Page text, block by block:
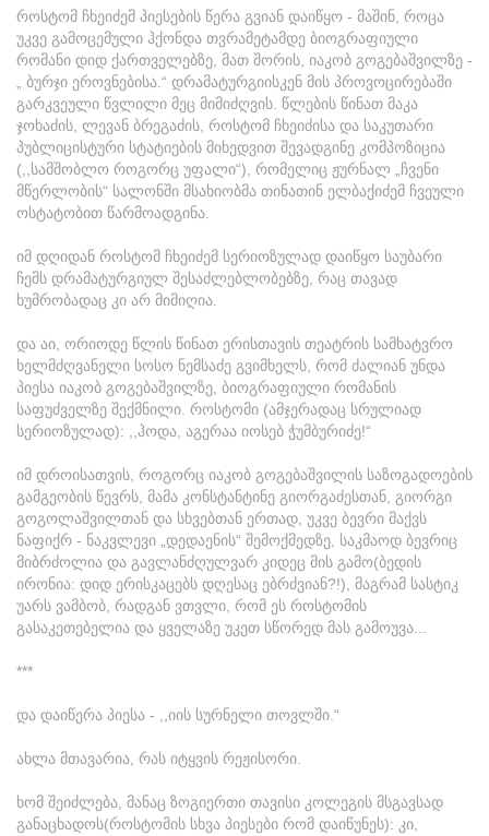
როსტომ ჩხეიძემ პიესების წერა გვიან დაიწყო - მაშინ, როცა
უკვე გამოცემული ჰქონდა თვრამეტამდე ბიოგრაფიული
რომანი დიდ ქართველებზე, მათ შორის, იაკობ გოგებაშვილზე -
„ ბურჯი ეროვნებისა.“ დრამატურგიისკენ მის პროვოცირებაში
გარკვეული წვლილი მეც მიმიძღვის. წლების წინათ მაკა
ჯოხაძის, ლევან ბრეგაძის, როსტომ ჩხეიძისა და საკუთარი
პუბლიცისტური სტატიების მიხედვით შევადგინე კომპოზიცია
(,,სამშობლო როგორც უფალი“), რომელიც ჟურნალ „ჩვენი
მწერლობის“ სალონში მსახიობმა თინათინ ელბაქიძემ ჩვეული
ოსტატობით წარმოადგინა.
იმ დღიდან როსტომ ჩხეიძემ სერიოზულად დაიწყო საუბარი
ჩემს დრამატურგიულ შესაძლებლობებზე, რაც თავად
ხუმრობადაც კი არ მიმიღია.
და აი, ორიოდე წლის წინათ ერისთავის თეატრის სამხატვრო
ხელმძღვანელი სოსო ნემსაძე გვიმხელს, რომ ძალიან უნდა
პიესა იაკობ გოგებაშვილზე, ბიოგრაფიული რომანის
საფუძველზე შექმნილი. როსტომი (ამჯერადაც სრულიად
სერიოზულად): ,,ჰოდა, აგერაა იოსებ ჭუმბურიძე!“
იმ დროისათვის, როგორც იაკობ გოგებაშვილის საზოგადოების
გამგეობის წევრს, მამა კონსტანტინე გიორგაძესთან, გიორგი
გოგოლაშვილთან და სხვებთან ერთად, უკვე ბევრი მაქვს
ნაფიქრ - ნაკვლევი „დედაენის“ შემოქმედზე, საკმაოდ ბევრიც
მიბრძოლია და გავლანძღულვარ კიდეც მის გამო(ბედის
ირონია: დიდ ერისკაცებს დღესაც ებრძვიან?!), მაგრამ სასტიკ
უარს ვამბობ, რადგან ვთვლი, რომ ეს როსტომის
გასაკეთებელია და ყველაზე უკეთ სწორედ მას გამოუვა...
***
და დაიწერა პიესა - ,,იის სურნელი თოვლში.“
ახლა მთავარია, რას იტყვის რეჟისორი.
ხომ შეიძლება, მანაც ზოგიერთი თავისი კოლეგის მსგავსად
განაცხადოს(როსტომის სხვა პიესები რომ დაიწუნეს): კი,